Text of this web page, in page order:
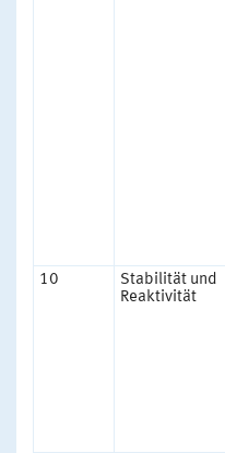
10
Stabilität und
Reaktivität